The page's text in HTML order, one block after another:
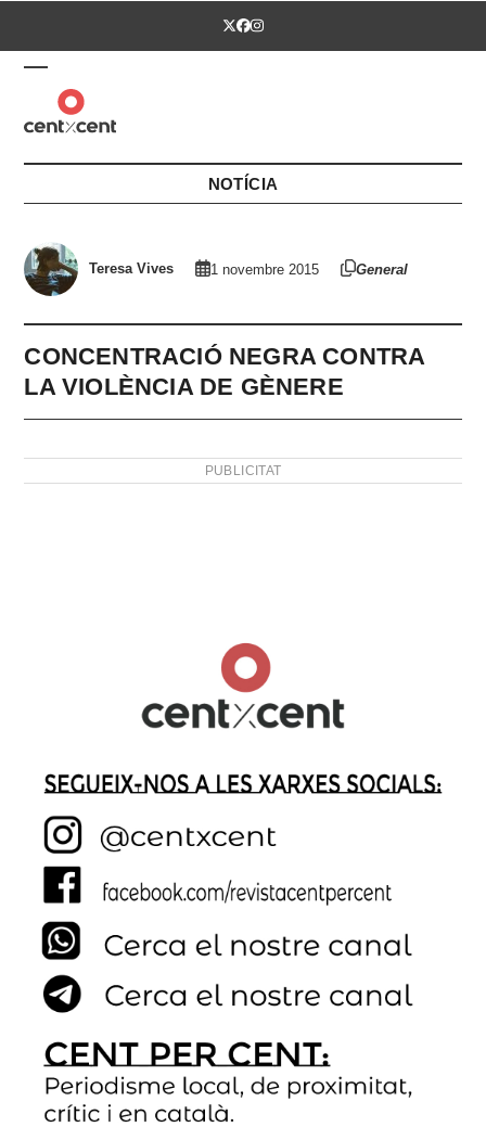
Twitter
Facebook
Instagram
Open
mobile
menu
Close
mobile
menu
NOTÍCIA
Teresa Vives 1 novembre 2015 General
CONCENTRACIÓ NEGRA CONTRA
LA VIOLÈNCIA DE GÈNERE
PUBLICITAT